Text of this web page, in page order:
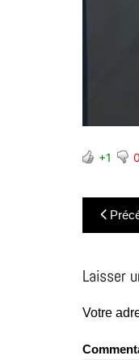
+1 0
de
Laisser
Votre